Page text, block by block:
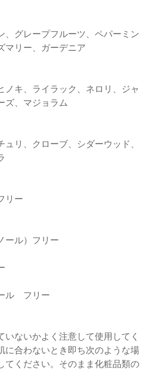
、グレープフルーツ、ペパーミン
マリー、ガーデニア
ノキ、ライラック、ネロリ、ジャ
ズ、マジョラム
ュリ、クローブ、シダーウッド、
リー
ール）フリー
ル フリー
いないかよく注意して使用してく
に合わないとき即ち次のような場
てください。そのまま化粧品類の